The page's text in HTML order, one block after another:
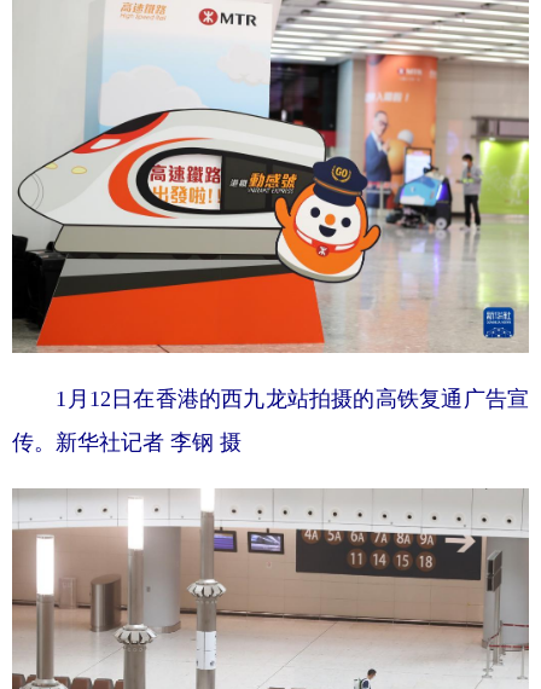
1月12日在香港的西九龙站拍摄的高铁复通广告宣
传。新华社记者 李钢 摄